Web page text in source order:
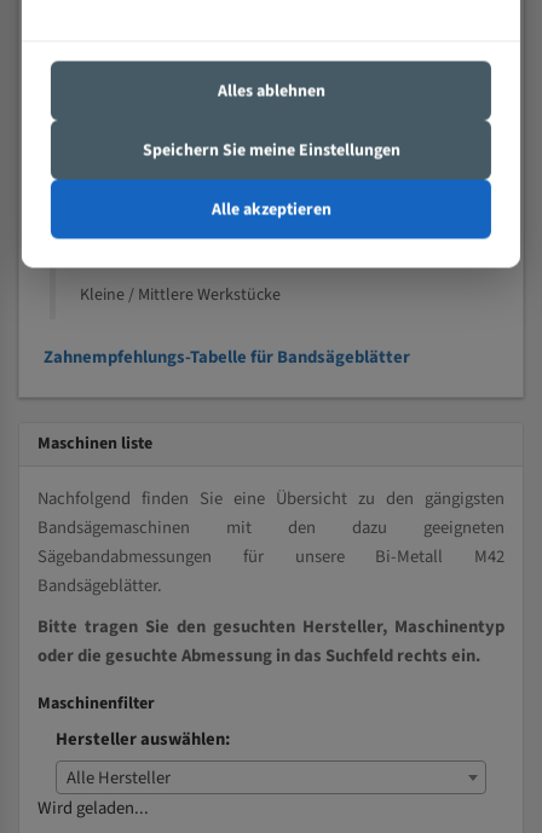
Nichteisenmetalle
Speziell entwickelt für Profile / Rohre
Kleine und mittlere Profile / Kleine Durchmesser
Kleine / Mittlere Werkstücke
Zahnempfehlungs-Tabelle für Bandsägeblätter
Maschinen liste
Nachfolgend finden Sie eine Übersicht zu den gängigsten
Bandsägemaschinen mit den dazu geeigneten
Sägebandabmessungen für unsere Bi-Metall M42
Bandsägeblätter.
Bitte tragen Sie den gesuchten Hersteller, Maschinentyp
oder die gesuchte Abmessung in das Suchfeld rechts ein.
Maschinenfilter
Hersteller auswählen:
Alle Hersteller
Wird geladen...
Alles ablehnen
Speichern Sie meine Einstellungen
Alle akzeptieren